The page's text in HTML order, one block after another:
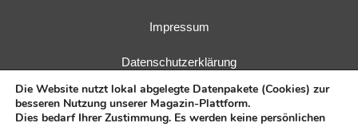
Impressum
Datenschutzerklärung
Die Website nutzt lokal abgelegte Datenpakete (Cookies) zur
besseren Nutzung unserer Magazin-Plattform.
Dies bedarf Ihrer Zustimmung. Es werden keine persönlichen